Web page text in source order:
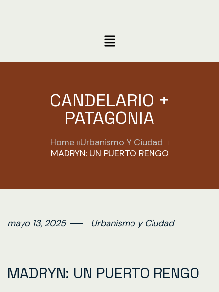
CANDELARIO +
PATAGONIA
Home Urbanismo Y Ciudad
MADRYN: UN PUERTO RENGO
mayo 13, 2025 Urbanismo y Ciudad
MADRYN: UN PUERTO RENGO